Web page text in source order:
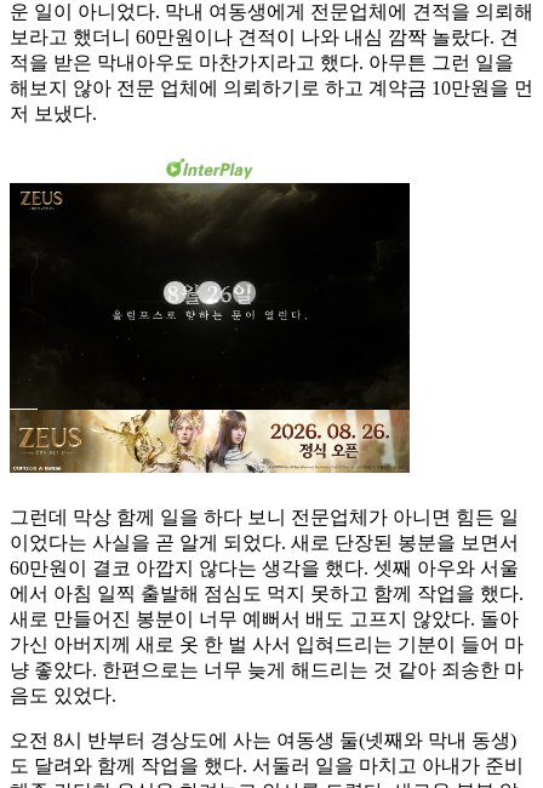
운 일이 아니었다. 막내 여동생에게 전문업체에 견적을 의뢰해
보라고 했더니 60만원이나 견적이 나와 내심 깜짝 놀랐다. 견
적을 받은 막내아우도 마찬가지라고 했다. 아무튼 그런 일을
해보지 않아 전문 업체에 의뢰하기로 하고 계약금 10만원을 먼
저 보냈다.
그런데 막상 함께 일을 하다 보니 전문업체가 아니면 힘든 일
이었다는 사실을 곧 알게 되었다. 새로 단장된 봉분을 보면서
60만원이 결코 아깝지 않다는 생각을 했다. 셋째 아우와 서울
에서 아침 일찍 출발해 점심도 먹지 못하고 함께 작업을 했다.
새로 만들어진 봉분이 너무 예뻐서 배도 고프지 않았다. 돌아
가신 아버지께 새로 옷 한 벌 사서 입혀드리는 기분이 들어 마
냥 좋았다. 한편으로는 너무 늦게 해드리는 것 같아 죄송한 마
음도 있었다.
오전 8시 반부터 경상도에 사는 여동생 둘(넷째와 막내 동생)
도 달려와 함께 작업을 했다. 서둘러 일을 마치고 아내가 준비